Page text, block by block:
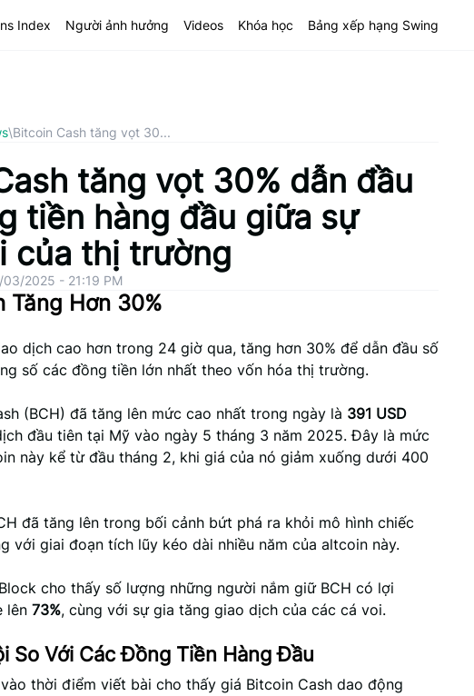
Index Người ảnh hưởng Videos Khóa học Bảng xếp hạng Swing
\Bitcoin Cash tăng vọt 30...
tăng vọt 30% dẫn đầu
tiền hàng đầu giữa sự
của thị trường
2025 - 21:19 PM
Tăng Hơn 30%
dịch cao hơn trong 24 giờ qua, tăng hơn 30% để dẫn đầu số
số các đồng tiền lớn nhất theo vốn hóa thị trường.
(BCH) đã tăng lên mức cao nhất trong ngày là 391 USD
đầu tiên tại Mỹ vào ngày 5 tháng 3 năm 2025. Đây là mức
này kể từ đầu tháng 2, khi giá của nó giảm xuống dưới 400
đã tăng lên trong bối cảnh bứt phá ra khỏi mô hình chiếc
với giai đoạn tích lũy kéo dài nhiều năm của altcoin này.
cho thấy số lượng những người nắm giữ BCH có lợi
lên 73%, cùng với sự gia tăng giao dịch của các cá voi.
So Với Các Đồng Tiền Hàng Đầu
thời điểm viết bài cho thấy giá Bitcoin Cash dao động